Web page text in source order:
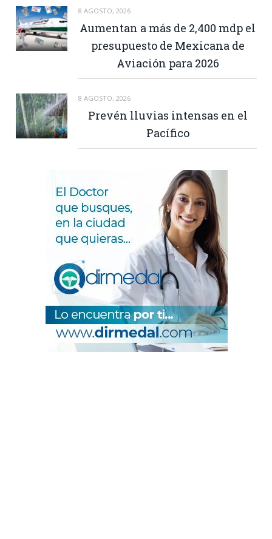
8 AGOSTO, 2026
Aumentan a más de 2,400 mdp el
presupuesto de Mexicana de
Aviación para 2026
8 AGOSTO, 2026
Prevén lluvias intensas en el
Pacífico